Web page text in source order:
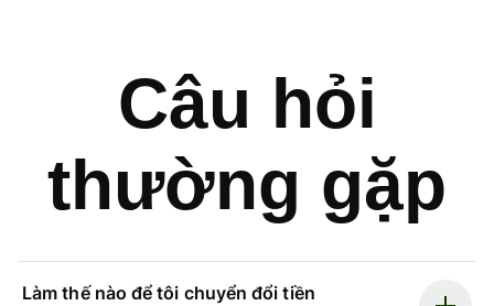
Câu hỏi
thường gặp
Làm thế nào để tôi chuyển đổi tiền